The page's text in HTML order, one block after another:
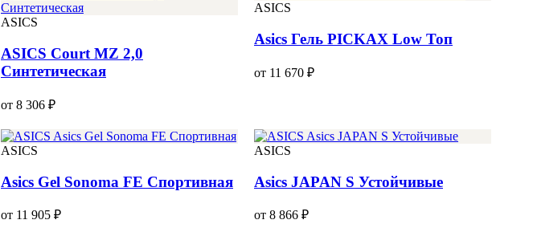
ASICS
ASICS Court MZ 2,0
Синтетическая
от 8 306 ₽
ASICS
Asics Гель PICKAX Low Топ
от 11 670 ₽
ASICS
Asics Gel Sonoma FE Спортивная
от 11 905 ₽
ASICS
Asics JAPAN S Устойчивые
от 8 866 ₽